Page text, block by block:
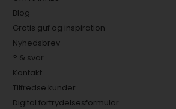
Blog
Gratis guf og inspiration
Nyhedsbrev
? & svar
Kontakt
Tilfredse kunder
Digital fortrydelsesformular